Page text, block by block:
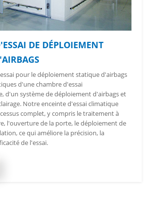
DE DÉPLOIEMENT
pour le déploiement statique d'airbags
d'une chambre d'essai
d'un système de déploiement d'airbags et
Notre enceinte d'essai climatique
complet, y compris le traitement à
l'ouverture de la porte, le déploiement de
ce qui améliore la précision, la
de l'essai.